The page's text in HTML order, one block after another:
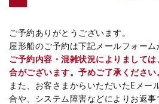
ご予約ありがとうございます。
屋形船のご予約は下記メールフォーム
ご予約内容・混雑状況によりまして
合がございます。予めご了承ください
また、お客さまからいただいたEメー
合や、システム障害などによりお返事